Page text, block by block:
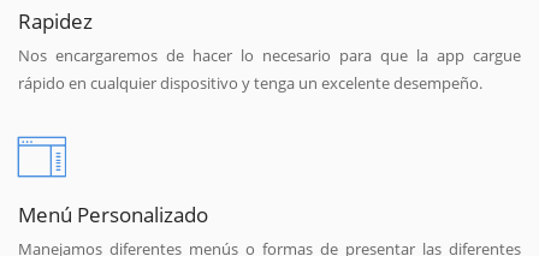
Rapidez
Nos encargaremos de hacer lo necesario para que la app cargue
rápido en cualquier dispositivo y tenga un excelente desempeño.
Menú Personalizado
Manejamos diferentes menús o formas de presentar las diferentes